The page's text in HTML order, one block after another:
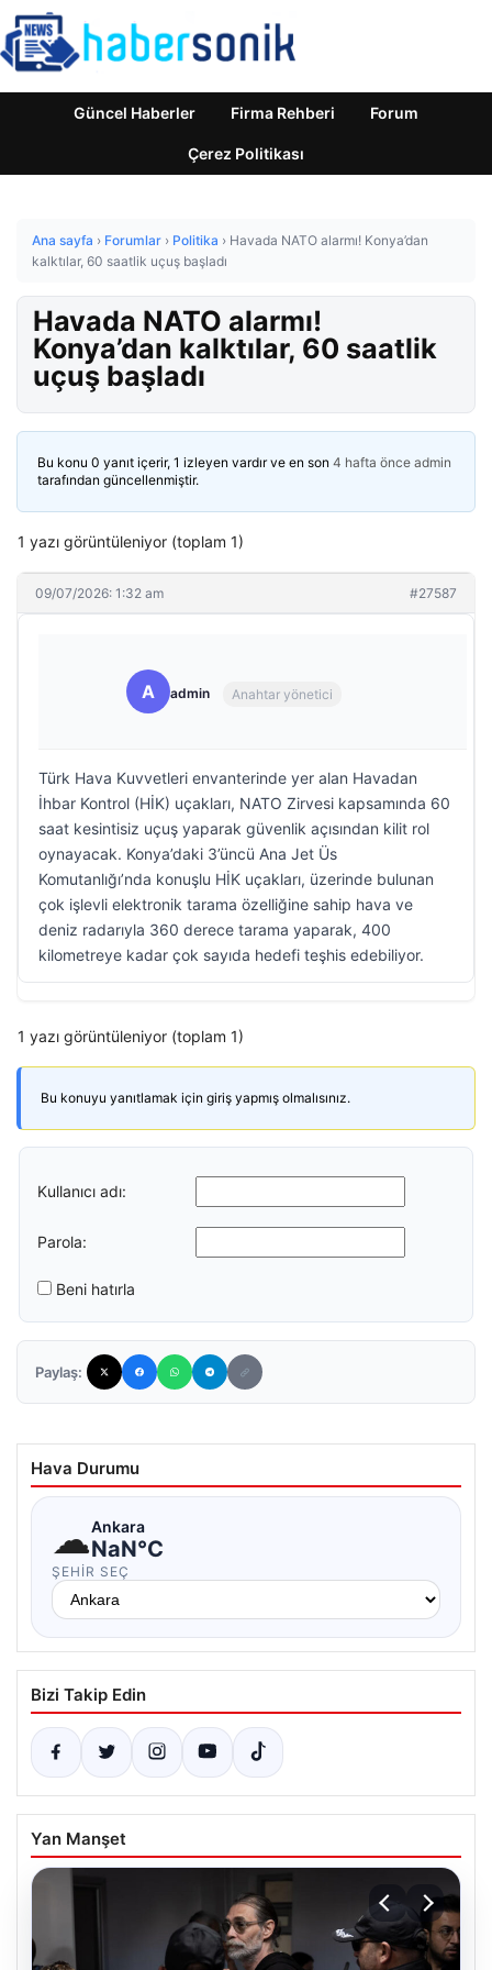
Güncel Haberler Firma Rehberi Forum
Çerez Politikası
Ana sayfa › Forumlar › Politika › Havada NATO alarmı! Konya’dan
kalktılar, 60 saatlik uçuş başladı
Havada NATO alarmı!
Konya’dan kalktılar, 60 saatlik
uçuş başladı
Bu konu 0 yanıt içerir, 1 izleyen vardır ve en son 4 hafta önce admin
tarafından güncellenmiştir.
1 yazı görüntüleniyor (toplam 1)
09/07/2026: 1:32 am #27587
A admin Anahtar yönetici
Türk Hava Kuvvetleri envanterinde yer alan Havadan
İhbar Kontrol (HİK) uçakları, NATO Zirvesi kapsamında 60
saat kesintisiz uçuş yaparak güvenlik açısından kilit rol
oynayacak. Konya’daki 3’üncü Ana Jet Üs
Komutanlığı’nda konuşlu HİK uçakları, üzerinde bulunan
çok işlevli elektronik tarama özelliğine sahip hava ve
deniz radarıyla 360 derece tarama yaparak, 400
kilometreye kadar çok sayıda hedefi teşhis edebiliyor.
1 yazı görüntüleniyor (toplam 1)
Bu konuyu yanıtlamak için giriş yapmış olmalısınız.
Kullanıcı adı:
Parola:
Beni hatırla
Paylaş:
Hava Durumu
☁Ankara
NaN°C
ŞEHIR SEÇ
Bizi Takip Edin
Yan Manşet